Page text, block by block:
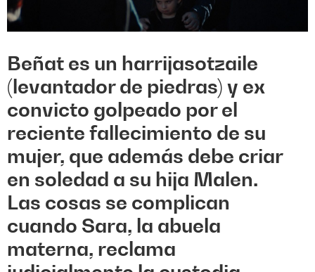
Beñat es un harrijasotzaile
(levantador de piedras) y ex
convicto golpeado por el
reciente fallecimiento de su
mujer, que además debe criar
en soledad a su hija Malen.
Las cosas se complican
cuando Sara, la abuela
materna, reclama